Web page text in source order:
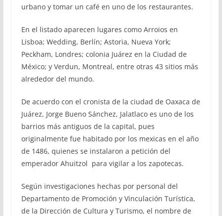
urbano y tomar un café en uno de los restaurantes.
En el listado aparecen lugares como Arroios en
Lisboa; Wedding, Berlín; Astoria, Nueva York;
Peckham, Londres; colonia Juárez en la Ciudad de
México; y Verdun, Montreal, entre otras 43 sitios más
alrededor del mundo.
De acuerdo con el cronista de la ciudad de Oaxaca de
Juárez, Jorge Bueno Sánchez, Jalatlaco es uno de los
barrios más antiguos de la capital, pues
originalmente fue habitado por los mexicas en el año
de 1486, quienes se instalaron a petición del
emperador Ahuitzol para vigilar a los zapotecas.
Según investigaciones hechas por personal del
Departamento de Promoción y Vinculación Turística,
de la Dirección de Cultura y Turismo, el nombre de